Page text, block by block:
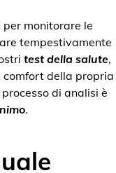
per monitorare le
tempestivamente
test della salute,
comfort della propria
di analisi è
.